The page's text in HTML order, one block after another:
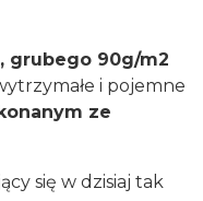
grubego 90g/m2
i pojemne
ze
się w dzisiaj tak